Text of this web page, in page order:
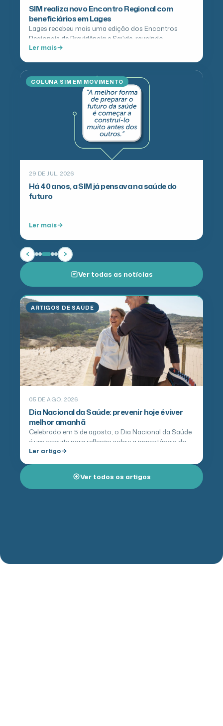
SIM realiza novo Encontro Regional com
beneficiários em Lages
Lages recebeu mais uma edição dos Encontros
Regionais de Previdência e Saúde, reunindo
beneficiários da SIM e da Fusesc em…
Ler mais
COLUNA SIM EM MOVIMENTO
29 DE JUL. 2026
Há 40 anos, a SIM já pensava na saúde do
futuro
Ler mais
Ver todas as notícias
ARTIGOS DE SAÚDE
05 DE AGO. 2026
Dia Nacional da Saúde: prevenir hoje é viver
melhor amanhã
Celebrado em 5 de agosto, o Dia Nacional da Saúde
é um convite para reflexão sobre a importância do
autocuidado e da…
Ler artigo
Ver todos os artigos